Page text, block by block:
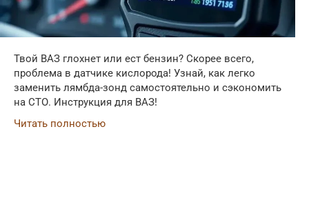
Твой ВАЗ глохнет или ест бензин? Скорее всего,
проблема в датчике кислорода! Узнай, как легко
заменить лямбда-зонд самостоятельно и сэкономить
на СТО. Инструкция для ВАЗ!
Читать полностью